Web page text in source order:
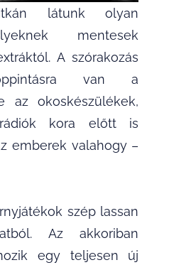
látunk olyan
mentesek
A szórakozás
van a
az okoskészülékek,
kora előtt is
emberek valahogy –
szép lassan
Az akkoriban
egy teljesen új